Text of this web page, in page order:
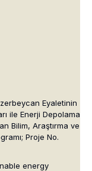
Eyaletinin
ile Enerji Depolama
Bilim, Araştırma ve
Proje No.
energy